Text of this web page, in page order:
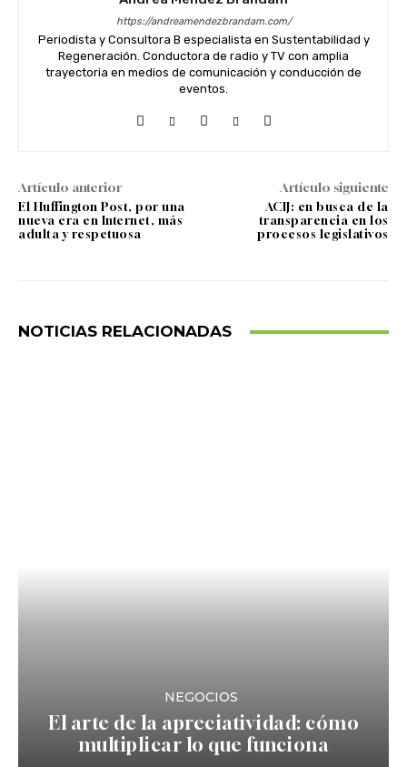
https://andreamendezbrandam.com/
Periodista y Consultora B especialista en Sustentabilidad y
Regeneración. Conductora de radio y TV con amplia
trayectoria en medios de comunicación y conducción de
eventos.
Artículo anterior
El Huffington Post, por una
nueva era en Internet, más
adulta y respetuosa
Artículo siguiente
ACIJ: en busca de la
transparencia en los
procesos legislativos
NOTICIAS RELACIONADAS
NEGOCIOS
El arte de la apreciatividad: cómo
multiplicar lo que funciona